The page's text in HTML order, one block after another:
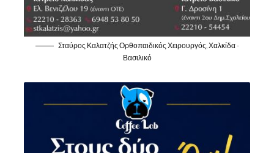
Σταύρος Καλατζής Ορθοπαιδικός Χειρουργός, Χαλκίδα -
Βασιλικό